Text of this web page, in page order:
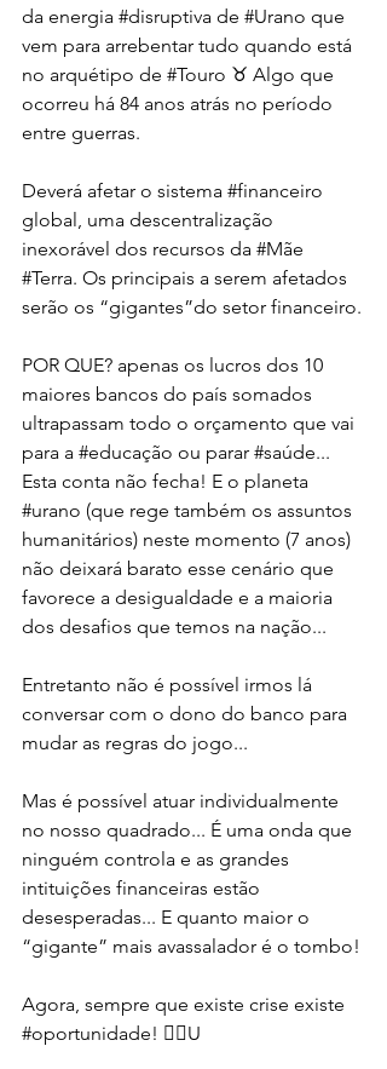
da energia #disruptiva de #Urano que
vem para arrebentar tudo quando está
no arquétipo de #Touro ♉️ Algo que
ocorreu há 84 anos atrás no período
entre guerras.
Deverá afetar o sistema #financeiro
global, uma descentralização
inexorável dos recursos da #Mãe
#Terra. Os principais a serem afetados
serão os “gigantes”do setor financeiro.
POR QUE? apenas os lucros dos 10
maiores bancos do país somados
ultrapassam todo o orçamento que vai
para a #educação ou parar #saúde...
Esta conta não fecha! E o planeta
#urano (que rege também os assuntos
humanitários) neste momento (7 anos)
não deixará barato esse cenário que
favorece a desigualdade e a maioria
dos desafios que temos na nação...
Entretanto não é possível irmos lá
conversar com o dono do banco para
mudar as regras do jogo...
Mas é possível atuar individualmente
no nosso quadrado... É uma onda que
ninguém controla e as grandes
intituições financeiras estão
desesperadas... E quanto maior o
“gigante” mais avassalador é o tombo!
Agora, sempre que existe crise existe
#oportunidade! ☝🏿U